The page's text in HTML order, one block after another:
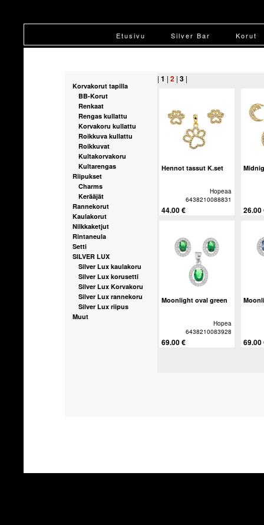
Etusivu Silver Bar Korut
Korvakorut tapilla
BB-Korut
Renkaat
Rengas kullattu
Korvakoru kullattu
Roikkuva kullattu
Roikkuvat
Kultakorvakoru
Kultarengas
Riipukset
Charms
Kerääjät
Rannekorut
Kaulakorut
Nilkkaketjut
Rintaneula
Setti
SILVER LUX
Silver Lux kaulakoru
Silver Lux korusetti
Silver Lux Korvakoru
Silver Lux rannekoru
Silver Lux riipus
Muut
| 1 | 2 | 3 |
Hennot tassut K.set
Hopeaa
6438210088831
44.00 € 26.00
Moonlight oval green
Hopea
6438210083928
69.00 € 69.00